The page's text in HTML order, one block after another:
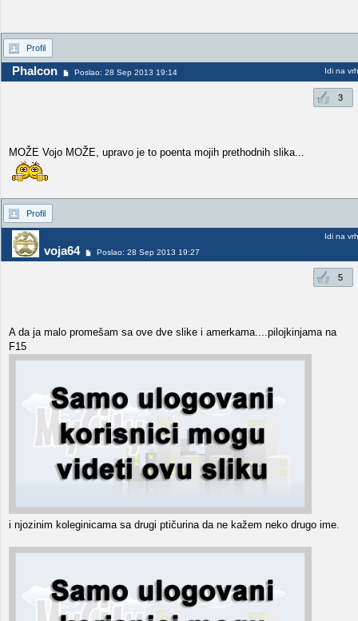
Profil
Phalcon Poslao: 28 Sep 2013 19:14 Idi na vrh
3
MOŽE Vojo MOŽE, upravo je to poenta mojih prethodnih slika...
Profil
voja64 Poslao: 28 Sep 2013 19:27
Idi na vrh
5
A da ja malo promešam sa ove dve slike i amerkama....pilojkinjama na
F15
i njozinim koleginicama sa drugi ptičurina da ne kažem neko drugo ime.